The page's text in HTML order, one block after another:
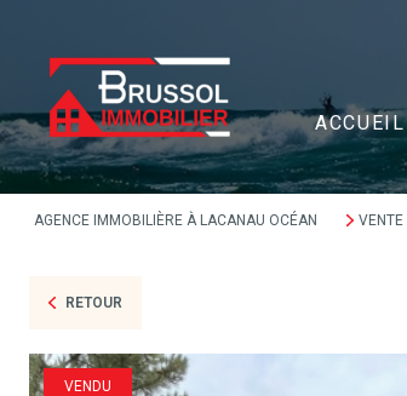
ACCUEIL
AGENCE IMMOBILIÈRE À LACANAU OCÉAN VENTE
RETOUR
VENDU